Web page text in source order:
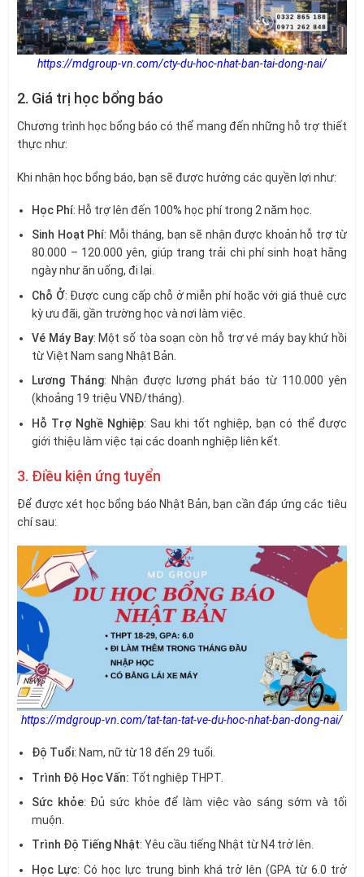
https://mdgroup-vn.com/cty-du-hoc-nhat-ban-tai-dong-nai/
2. Giá trị học bổng báo
Chương trình học bổng báo có thể mang đến những hỗ trợ thiết
thực như:
Khi nhận học bổng báo, bạn sẽ được hưởng các quyền lợi như:
Học Phí: Hỗ trợ lên đến 100% học phí trong 2 năm học.
Sinh Hoạt Phí: Mỗi tháng, bạn sẽ nhận được khoản hỗ trợ từ
80.000 – 120.000 yên, giúp trang trải chi phí sinh hoạt hằng
ngày như ăn uống, đi lại.
Chỗ Ở: Được cung cấp chỗ ở miễn phí hoặc với giá thuê cực
kỳ ưu đãi, gần trường học và nơi làm việc.
Vé Máy Bay: Một số tòa soạn còn hỗ trợ vé máy bay khứ hồi
từ Việt Nam sang Nhật Bản.
Lương Tháng: Nhận được lương phát báo từ 110.000 yên
(khoảng 19 triệu VNĐ/tháng).
Hỗ Trợ Nghề Nghiệp: Sau khi tốt nghiệp, bạn có thể được
giới thiệu làm việc tại các doanh nghiệp liên kết.
3. Điều kiện ứng tuyển
Để được xét học bổng báo Nhật Bản, bạn cần đáp ứng các tiêu
chí sau:
https://mdgroup-vn.com/tat-tan-tat-ve-du-hoc-nhat-ban-dong-nai/
Độ Tuổi: Nam, nữ từ 18 đến 29 tuổi.
Trình Độ Học Vấn: Tốt nghiệp THPT.
Sức khỏe: Đủ sức khỏe để làm việc vào sáng sớm và tối
muộn.
Trình Độ Tiếng Nhật: Yêu cầu tiếng Nhật từ N4 trở lên.
Học Lực: Có học lực trung bình khá trở lên (GPA từ 6.0 trở